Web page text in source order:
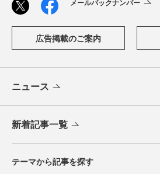
メールバックナンバー
広告掲載のご案内
ニュース
新着記事一覧
テーマから記事を探す